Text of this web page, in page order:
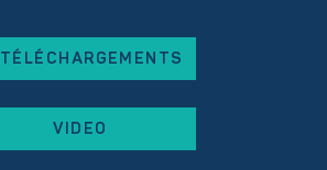
TÉLÉCHARGEMENTS
VIDEO